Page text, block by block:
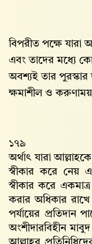
বিপরীত পক্ষে যারা
এবং তাদের মধ্যে
অবশ্যই তার
ক্ষমাশীল ও
১৭৯
অর্থাৎ যারা
স্বীকার করে নেয়
স্বীকার করে
করার অধিকার
পর্যায়ের প্রতিদান
অংশীদারবিহীন